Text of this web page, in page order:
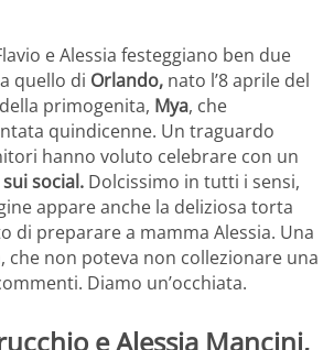
e Alessia festeggiano ben due
quello di Orlando, nato l’8 aprile del
primogenita, Mya, che
quindicenne. Un traguardo
hanno voluto celebrare con un
social. Dolcissimo in tutti i sensi,
appare anche la deliziosa torta
di preparare a mamma Alessia. Una
non poteva non collezionare una
Diamo un’occhiata.
e Alessia Mancini,